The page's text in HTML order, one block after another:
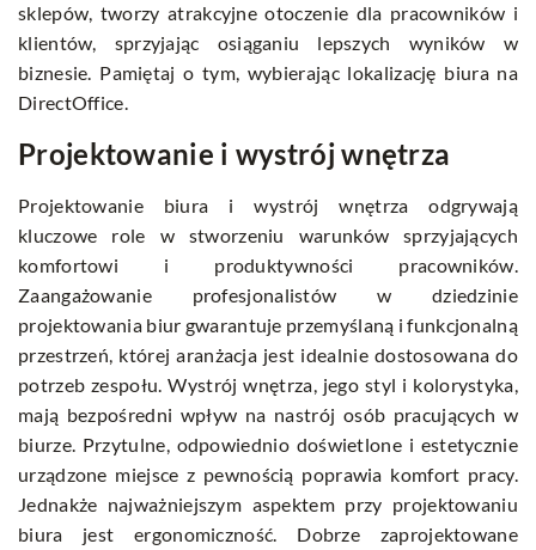
sklepów, tworzy atrakcyjne otoczenie dla pracowników i
klientów, sprzyjając osiąganiu lepszych wyników w
biznesie. Pamiętaj o tym, wybierając lokalizację biura na
DirectOffice.
Projektowanie i wystrój wnętrza
Projektowanie biura i wystrój wnętrza odgrywają
kluczowe role w stworzeniu warunków sprzyjających
komfortowi i produktywności pracowników.
Zaangażowanie profesjonalistów w dziedzinie
projektowania biur gwarantuje przemyślaną i funkcjonalną
przestrzeń, której aranżacja jest idealnie dostosowana do
potrzeb zespołu. Wystrój wnętrza, jego styl i kolorystyka,
mają bezpośredni wpływ na nastrój osób pracujących w
biurze. Przytulne, odpowiednio doświetlone i estetycznie
urządzone miejsce z pewnością poprawia komfort pracy.
Jednakże najważniejszym aspektem przy projektowaniu
biura jest ergonomiczność. Dobrze zaprojektowane